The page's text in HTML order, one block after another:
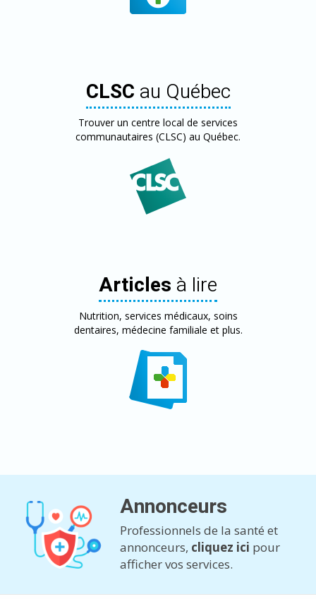
CLSC au Québec
Trouver un centre local de services
communautaires (CLSC) au Québec.
Articles à lire
Nutrition, services médicaux, soins
dentaires, médecine familiale et plus.
Annonceurs
Professionnels de la santé et
annonceurs, cliquez ici pour
afficher vos services.